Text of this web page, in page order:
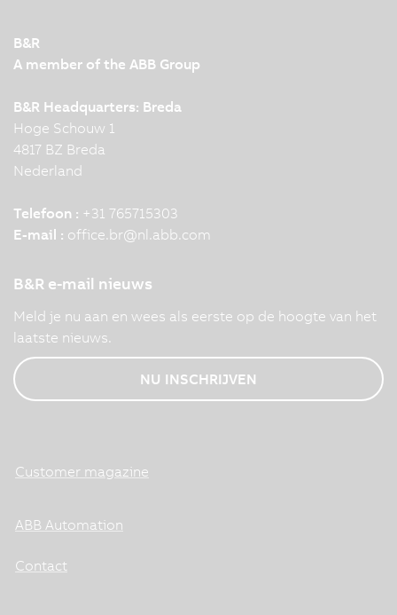
B&R
A member of the ABB Group
B&R Headquarters: Breda
Hoge Schouw 1
4817 BZ Breda
Nederland
Telefoon : +31 765715303
E-mail : office.br@nl.abb.com
B&R e-mail nieuws
Meld je nu aan en wees als eerste op de hoogte van het
laatste nieuws.
NU INSCHRIJVEN
Customer magazine
ABB Automation
Contact